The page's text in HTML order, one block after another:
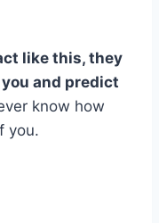
like this, they
and predict
know how
you.